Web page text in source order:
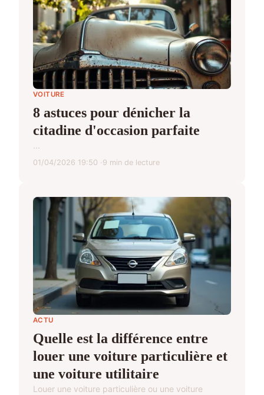
VOITURE
8 astuces pour dénicher la
citadine d'occasion parfaite
...
01/04/2026 19:50 9 min de lecture
ACTU
Quelle est la différence entre
louer une voiture particulière et
une voiture utilitaire
Louer une voiture particulière ou une voiture